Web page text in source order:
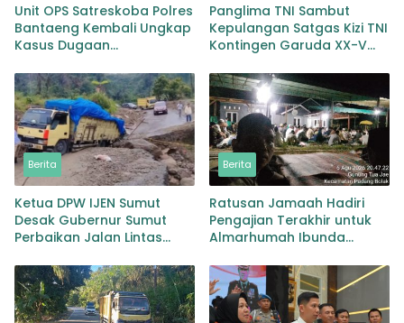
Unit OPS Satreskoba Polres
Bantaeng Kembali Ungkap
Kasus Dugaan
Peredaran Narkotika Jenis
Sabu
Panglima TNI Sambut
Kepulangan Satgas Kizi TNI
Kontingen Garuda XX-V
Berita
Ketua DPW IJEN Sumut
Desak Gubernur Sumut
Perbaikan Jalan Lintas
Lingga Bayu
Berita
Ratusan Jamaah Hadiri
Pengajian Terakhir untuk
Almarhumah Ibunda